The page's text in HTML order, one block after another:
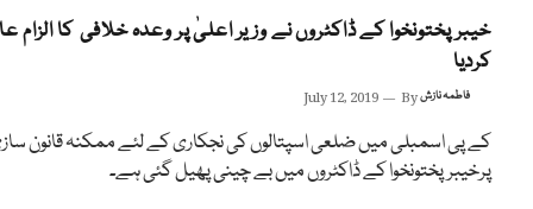
خیبرپختونخوا کے ڈاکٹروں نے وزیر اعلیٰ پر وعدہ خلافی کا الزام
کردیا
July 12, 2019 Byفاطمہ نازش
کے پی اسمبلی میں ضلعی اسپتالوں کی نجکاری کے لئے ممکنہ قانون
پرخیبرپختونخوا کے ڈاکٹروں میں بے چینی پھیل گئی ہے۔